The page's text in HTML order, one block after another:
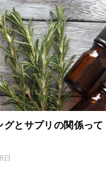
グとサプリの関係っ
日